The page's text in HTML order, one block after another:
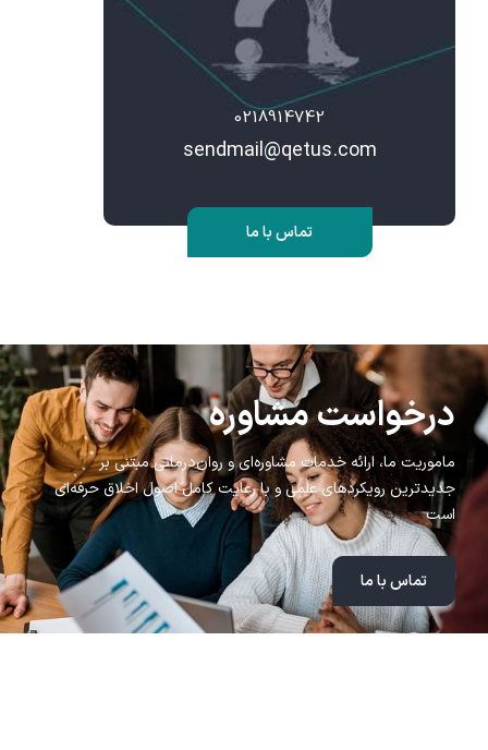
0218914742
sendmail@qetus.com
تماس با ما
درخواست مشاوره
ماموریت ما، ارائه خدمات مشاوره‌ای و روان‌درمانی مبتنی بر
جدیدترین رویکردهای علمی و با رعایت کامل اصول اخلاق حرفه‌ای
است
تماس با ما